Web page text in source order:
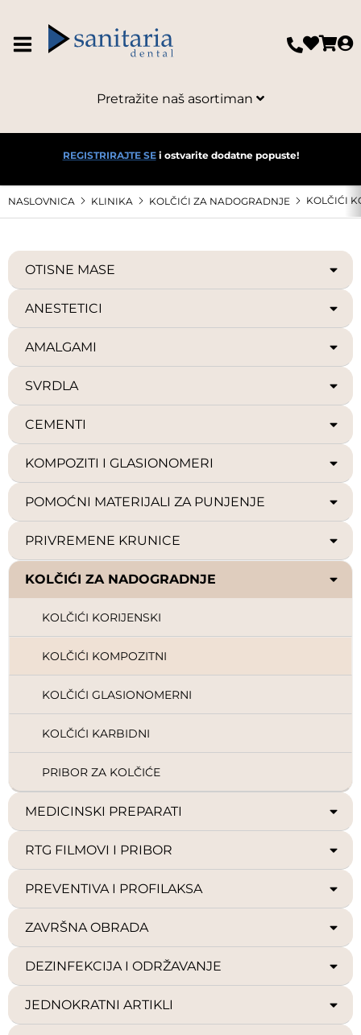
Pretražite naš asortiman
REGISTRIRAJTE SEi ostvarite dodatne popuste!
NASLOVNICA KLINIKA KOLČIĆI ZA NADOGRADNJE KOLČIĆI
OTISNE MASE
ANESTETICI
AMALGAMI
SVRDLA
CEMENTI
KOMPOZITI I GLASIONOMERI
POMOĆNI MATERIJALI ZA PUNJENJE
PRIVREMENE KRUNICE
KOLČIĆI ZA NADOGRADNJE
KOLČIĆI KORIJENSKI
KOLČIĆI KOMPOZITNI
KOLČIĆI GLASIONOMERNI
KOLČIĆI KARBIDNI
PRIBOR ZA KOLČIĆE
MEDICINSKI PREPARATI
RTG FILMOVI I PRIBOR
PREVENTIVA I PROFILAKSA
ZAVRŠNA OBRADA
DEZINFEKCIJA I ODRŽAVANJE
JEDNOKRATNI ARTIKLI